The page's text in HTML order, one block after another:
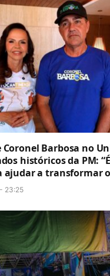
Barbosa no
históricos da PM:
ajudar a transformar
23:25